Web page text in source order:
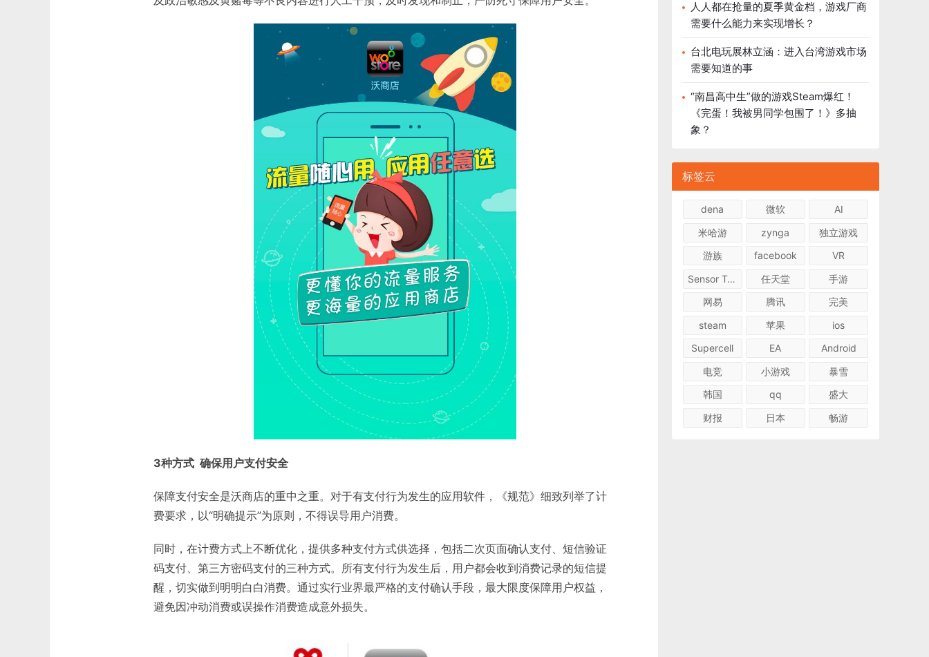
3种方式 确保用户支付安全
保障支付安全是沃商店的重中之重。对于有支付行为发生的应用软件，《规范》细致列举了计
费要求，以“明确提示”为原则，不得误导用户消费。
同时，在计费方式上不断优化，提供多种支付方式供选择，包括二次页面确认支付、短信验证
码支付、第三方密码支付的三种方式。所有支付行为发生后，用户都会收到消费记录的短信提
醒，切实做到明明白白消费。通过实行业界最严格的支付确认手段，最大限度保障用户权益，
避免因冲动消费或误操作消费造成意外损失。
人人都在抢量的夏季黄金档，游戏厂商
需要什么能力来实现增长？
台北电玩展林立涵：进入台湾游戏市场
需要知道的事
“南昌高中生”做的游戏Steam爆红！
《完蛋！我被男同学包围了！》多抽
象？
标签云
dena 微软
AI
米哈游
zynga
独立游戏
游族
facebook
VR
Sensor Tower
任天堂
手游
网易
腾讯
完美
steam
苹果
ios
Supercell
EA
Android
电竞
小游戏
暴雪
韩国
qq
盛大
财报
日本 畅游